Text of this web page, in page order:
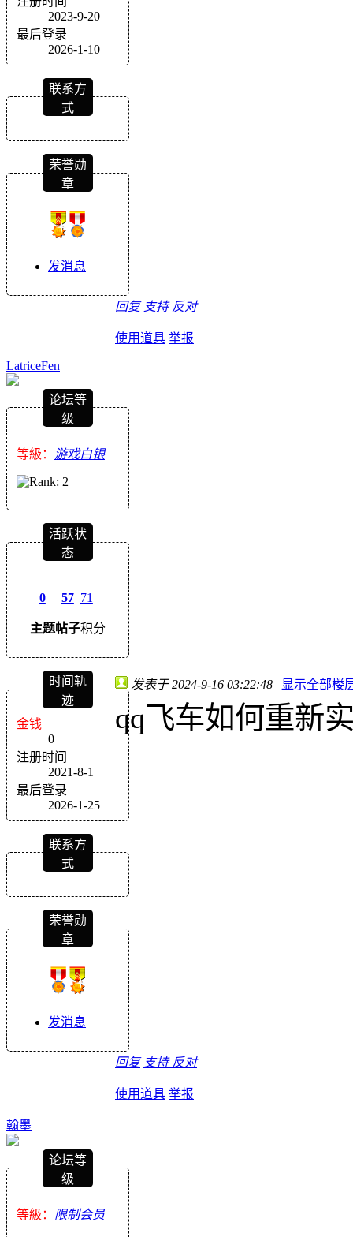
2023-9-20
最后登录
2026-1-10
联系方
式
荣誉勋
章
发消息
回复 支持 反对
使用道具 举报
LatriceFen
论坛等
级
等級： 游戏白银
活跃状
态
0
主题
57
帖子
71
积分
时间轨
迹
金钱
0
注册时间
2021-8-1
最后登录
2026-1-25
联系方
式
荣誉勋
章
发消息
发表于 2024-9-16 03:22:48 | 显示全部楼
qq飞车如何重新
回复 支持 反对
使用道具 举报
翰墨
论坛等
级
等級： 限制会员